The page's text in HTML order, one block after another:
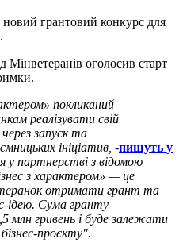
новий грантовий конкурс для
Мінветеранів оголосив старт
покликаний
реалізувати свій
запуск та
ініціатив, -пишуть у
у партнерстві з відомою
з характером» — це
отримати грант та
ідею. Сума гранту
млн гривень і буде залежати
проєкту".